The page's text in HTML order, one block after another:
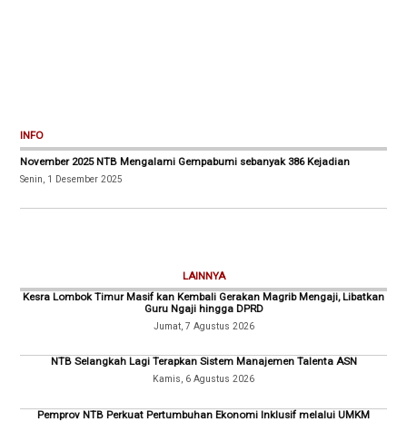
INFO
November 2025 NTB Mengalami Gempabumi sebanyak 386 Kejadian
Senin, 1 Desember 2025
LAINNYA
Kesra Lombok Timur Masif kan Kembali Gerakan Magrib Mengaji, Libatkan
Guru Ngaji hingga DPRD
Jumat, 7 Agustus 2026
NTB Selangkah Lagi Terapkan Sistem Manajemen Talenta ASN
Kamis, 6 Agustus 2026
Pemprov NTB Perkuat Pertumbuhan Ekonomi Inklusif melalui UMKM